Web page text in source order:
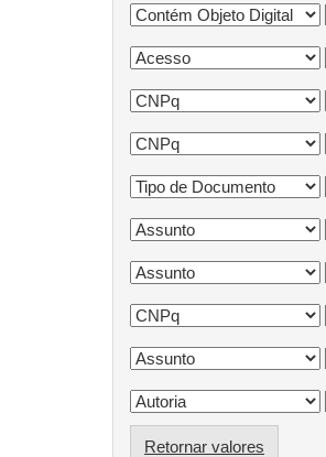
Retornar valores